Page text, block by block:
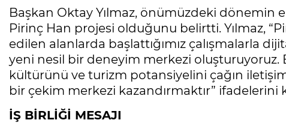
Başkan Oktay Yılmaz, önümüzdeki dönemin
Pirinç Han projesi olduğunu belirtti. Yılmaz,
edilen alanlarda başlattığımız çalışmalarla
yeni nesil bir deneyim merkezi oluşturuyoruz.
kültürünü ve turizm potansiyelini çağın
bir çekim merkezi kazandırmaktır” ifadelerini
İŞ BİRLİĞİ MESAJI